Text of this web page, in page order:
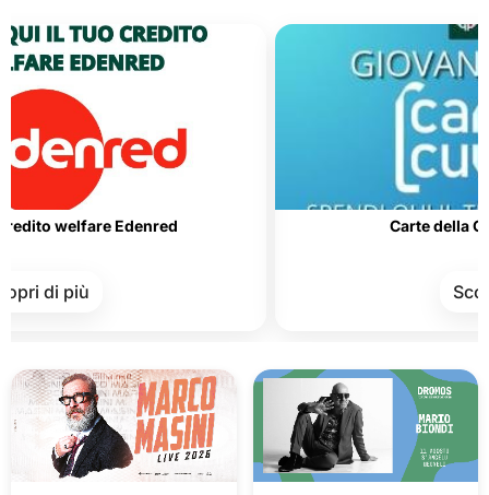
Edenred Carte della Cultura e
Scopri di